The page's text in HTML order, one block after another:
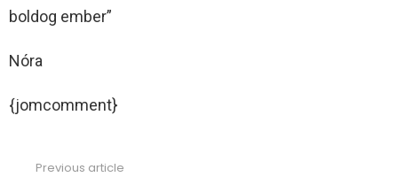
boldog ember”
Nóra
{jomcomment}
Previous article